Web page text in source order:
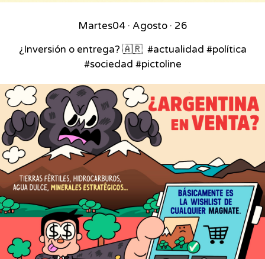
Martes04 · Agosto · 26
¿Inversión o entrega? 🇦🇷⁣ ⁣ #actualidad #política
#sociedad #pictoline